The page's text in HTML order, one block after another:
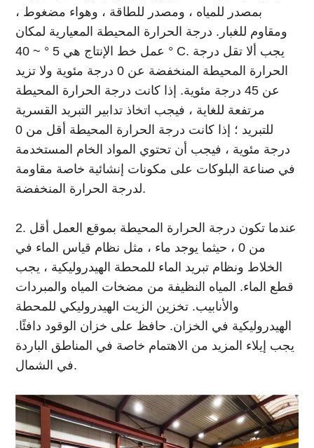
بمصدر للمياه ، ومصدر للطاقة ، وهواء مضغوط ،
ومقاوم للغبار. درجة الحرارة المحيطة المعيارية لمكان
عمل خط الإنتاج هي 5 ° ~ 40 ° C. يجب ألا تقل درجة
الحرارة المحيطة المنخفضة عن 0 درجة مئوية ولا تزيد
عن 45 درجة مئوية. إذا كانت درجة الحرارة المحيطة
مرتفعة للغاية ، فيجب اتخاذ تدابير التبريد القسرية
للتبريد ؛ إذا كانت درجة الحرارة المحيطة أقل من 0
درجة مئوية ، فيجب أن تحتوي المواد الخام المستخدمة
في صناعة البلوكات على مكونات إنشائية خاصة مقاومة
لدرجة الحرارة المنخفضة.
2. عندما تكون درجة الحرارة المحيطة بموقع العمل أقل
من 0 ، حيثما يوجد ماء ، مثل نظام قياس الماء في
الخلاط ونظام تبريد الماء للمحطة الهيدروليكية ، يجب
قطع الماء. المياه النظيفة من مضخات المياه والمبردات
والأنابيب. تخزين الزيت الهيدروليكي للمحطة
الهيدروليكية في الخزان. حافظ على خزان الوقود دافئًا.
يجب إيلاء المزيد من الاهتمام خاصة في المناطق الباردة
في الشمال.